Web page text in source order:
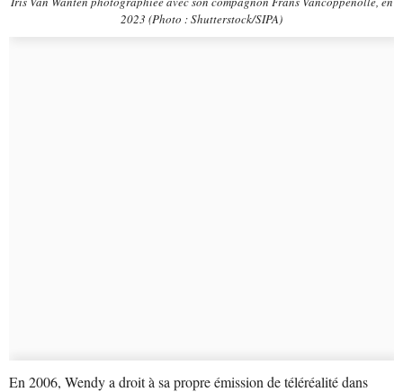
2023 (Photo : Shutterstock/SIPA)
En 2006, Wendy a droit à sa propre émission de téléréalité dans